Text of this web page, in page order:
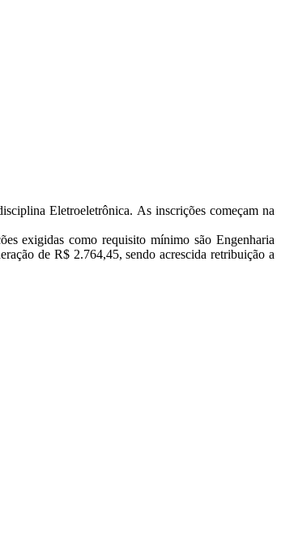
Eletroeletrônica. As inscrições começam na
exigidas como requisito mínimo são Engenharia
de R$ 2.764,45, sendo acrescida retribuição a